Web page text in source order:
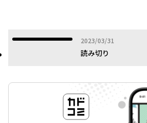
2023/03/31
2023年03月31日
読み切り